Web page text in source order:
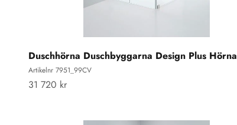
Duschhörna Duschbyggarna Design Plus Hörna
Artikelnr 7951_99CV
REA-pris
31 720 kr